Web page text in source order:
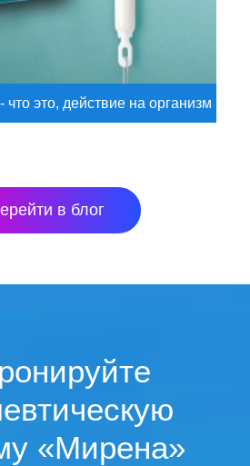
это, действие на организм
в блог
«Мирена»